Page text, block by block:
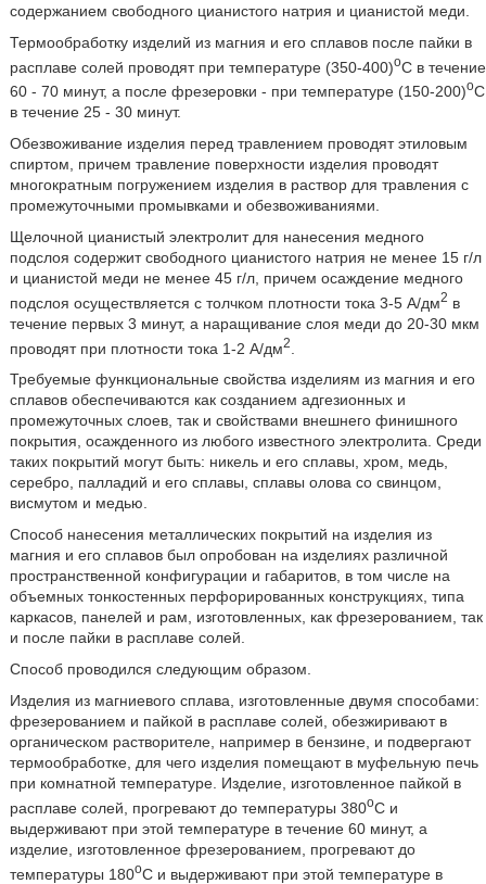
содержанием свободного цианистого натрия и цианистой меди.
Термообработку изделий из магния и его сплавов после пайки в
расплаве солей проводят при температуре (350-400)oC в течение
60 - 70 минут, а после фрезеровки - при температуре (150-200)oC
в течение 25 - 30 минут.
Обезвоживание изделия перед травлением проводят этиловым
спиртом, причем травление поверхности изделия проводят
многократным погружением изделия в раствор для травления с
промежуточными промывками и обезвоживаниями.
Щелочной цианистый электролит для нанесения медного
подслоя содержит свободного цианистого натрия не менее 15 г/л
и цианистой меди не менее 45 г/л, причем осаждение медного
подслоя осуществляется с толчком плотности тока 3-5 А/дм2 в
течение первых 3 минут, а наращивание слоя меди до 20-30 мкм
проводят при плотности тока 1-2 А/дм2
Требуемые функциональные свойства изделиям из магния и его
сплавов обеспечиваются как созданием адгезионных и
промежуточных слоев, так и свойствами внешнего финишного
покрытия, осажденного из любого известного электролита. Среди
таких покрытий могут быть: никель и его сплавы, хром, медь,
серебро, палладий и его сплавы, сплавы олова со свинцом,
висмутом и медью.
Способ нанесения металлических покрытий на изделия из
магния и его сплавов был опробован на изделиях различной
пространственной конфигурации и габаритов, в том числе на
объемных тонкостенных перфорированных конструкциях, типа
каркасов, панелей и рам, изготовленных, как фрезерованием, так
и после пайки в расплаве солей.
Способ проводился следующим образом.
Изделия из магниевого сплава, изготовленные двумя способами:
фрезерованием и пайкой в расплаве солей, обезжиривают в
органическом растворителе, например в бензине, и подвергают
термообработке, для чего изделия помещают в муфельную печь
при комнатной температуре. Изделие, изготовленное пайкой в
расплаве солей, прогревают до температуры 380oC и
выдерживают при этой температуре в течение 60 минут, а
изделие, изготовленное фрезерованием, прогревают до
температуры 180oC и выдерживают при этой температуре в